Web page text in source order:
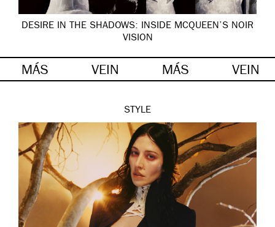
DESIRE IN THE SHADOWS: INSIDE MCQUEEN’S NOIR
VISION
MÁS VEIN MÁS VEIN
STYLE